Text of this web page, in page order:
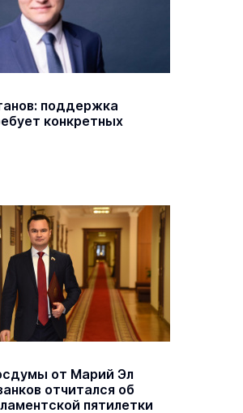
поддержка
конкретных
от Марий Эл
отчитался об
пятилетки